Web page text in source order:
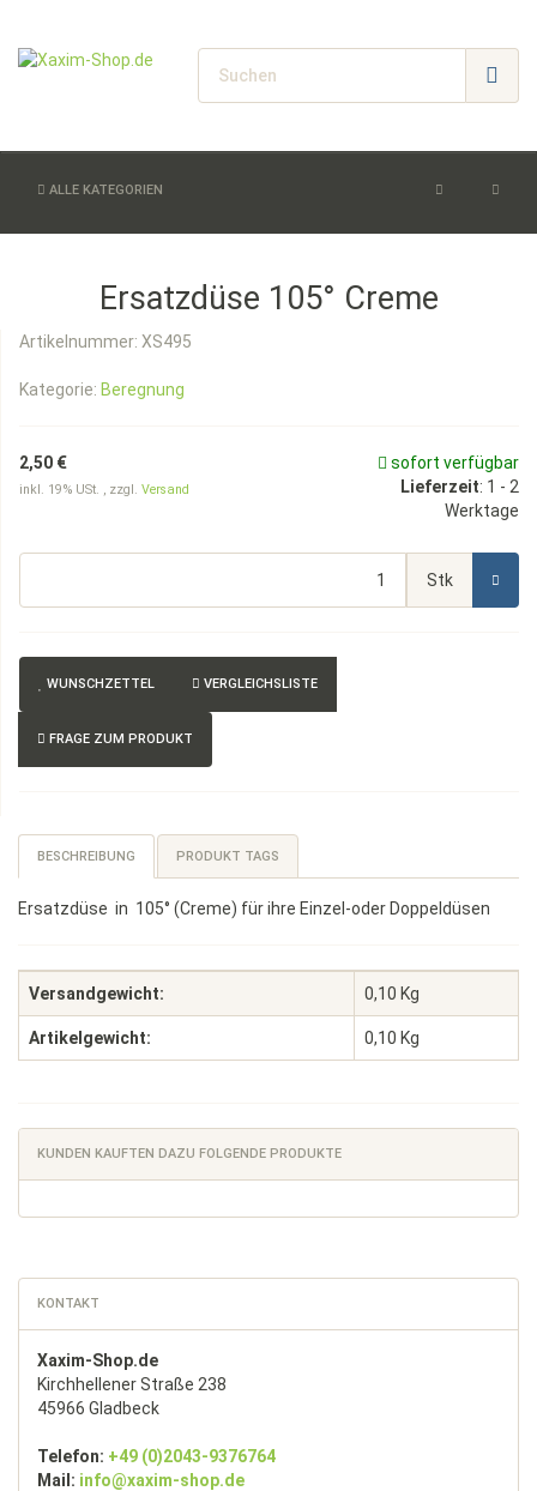
ALLE KATEGORIEN
Ersatzdüse 105° Creme
Artikelnummer: XS495
Kategorie: Beregnung
2,50 €
inkl. 19% USt. , zzgl. Versand
sofort verfügbar
Lieferzeit: 1 - 2
Werktage
Stk
WUNSCHZETTEL VERGLEICHSLISTE
FRAGE ZUM PRODUKT
BESCHREIBUNG PRODUKT TAGS
Ersatzdüse in 105° (Creme) für ihre Einzel-oder Doppeldüsen
Versandgewicht: 0,10 Kg
Artikelgewicht: 0,10 Kg
KUNDEN KAUFTEN DAZU FOLGENDE PRODUKTE
KONTAKT
Xaxim-Shop.de
Kirchhellener Straße 238
45966 Gladbeck
Telefon: +49 (0)2043-9376764
Mail: info@xaxim-shop.de